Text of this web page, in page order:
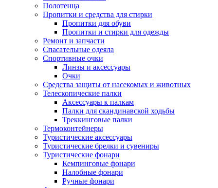
Полотенца
Пропитки и средства для стирки
Пропитки для обуви
Пропитки и стирки для одежды
Ремонт и запчасти
Спасательные одеяла
Спортивные очки
Линзы и аксессуары
Очки
Средства защиты от насекомых и животных
Телескопические палки
Аксессуары к палкам
Палки для скандинавской ходьбы
Треккинговые палки
Термоконтейнеры
Туристические аксессуары
Туристические брелки и сувениры
Туристические фонари
Кемпинговые фонари
Налобные фонари
Ручные фонари